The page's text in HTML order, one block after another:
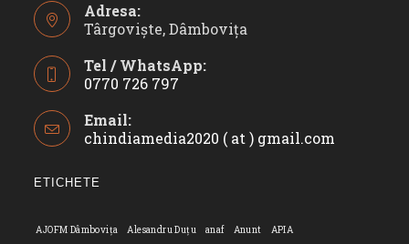
Adresa:
Târgoviște, Dâmbovița
Tel / WhatsApp:
0770 726 797
in
your
Email:
chindiamedia2020 ( at ) gmail.com
ETICHETE
AJOFM Dâmbovița Alesandru Duțu anaf Anunt
APIA